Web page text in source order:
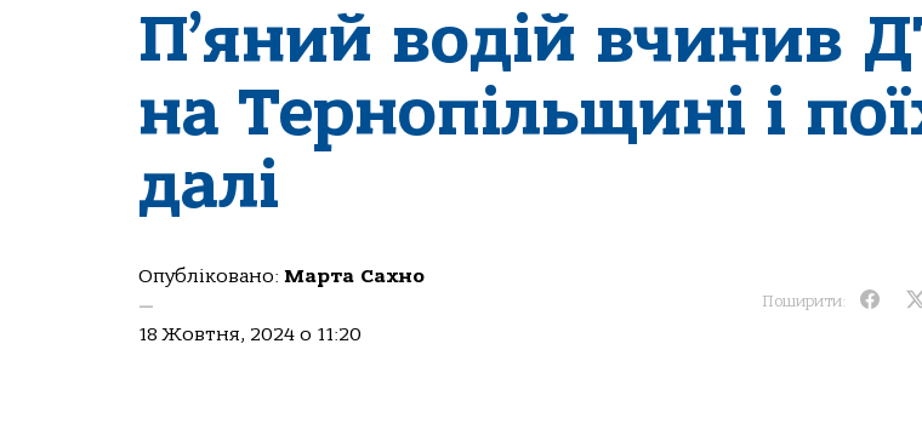
П’яний водій вчинив
на Тернопільщині і
далі
Опубліковано: Марта Сахно
—
18 Жовтня, 2024 о 11:20
Поширити: